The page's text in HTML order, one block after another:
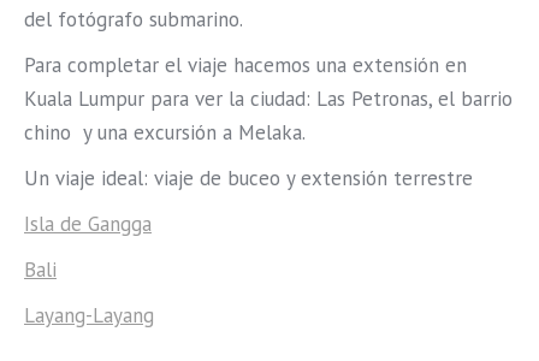
del fotógrafo submarino.
Para completar el viaje hacemos una extensión en
Kuala Lumpur para ver la ciudad: Las Petronas, el barrio
chino y una excursión a Melaka.
Un viaje ideal: viaje de buceo y extensión terrestre
Isla de Gangga
Bali
Layang-Layang